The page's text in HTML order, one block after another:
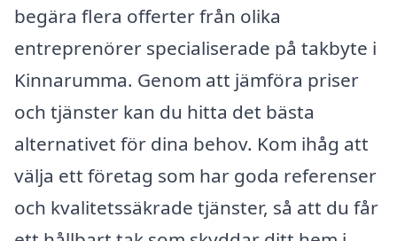
begära flera offerter från olika
entreprenörer specialiserade på takbyte i
Kinnarumma. Genom att jämföra priser
och tjänster kan du hitta det bästa
alternativet för dina behov. Kom ihåg att
välja ett företag som har goda referenser
och kvalitetssäkrade tjänster, så att du får